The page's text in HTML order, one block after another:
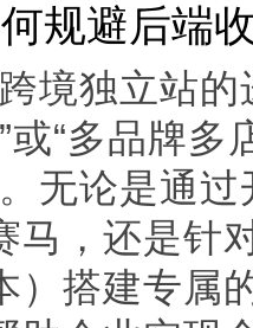
规避后端
境独立站的
或“多品牌多
无论是通
马，还是针
）搭建专属